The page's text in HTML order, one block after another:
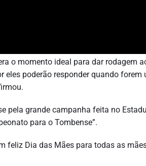
o momento ideal para dar rodagem
eles poderão responder quando forem
pela grande campanha feita no
para o Tombense”.
feliz Dia das Mães para todas as